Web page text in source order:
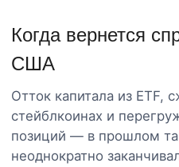
Когда вернется
США
Отток капитала из ETF,
стейблкоинах и
позиций — в прошлом
неоднократно